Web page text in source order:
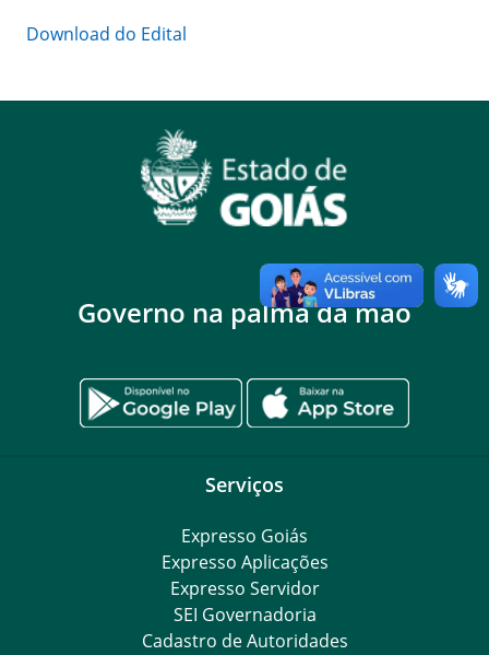
Download do Edital
Governo na palma da mão
Serviços
Expresso Goiás
Expresso Aplicações
Expresso Servidor
SEI Governadoria
Cadastro de Autoridades